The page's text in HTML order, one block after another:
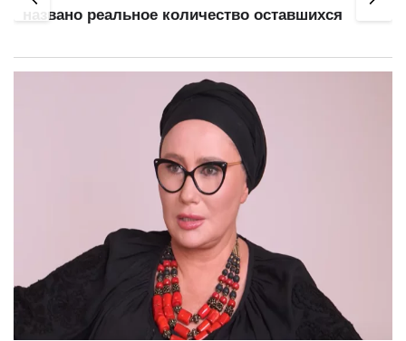
названо реальное количество оставшихся